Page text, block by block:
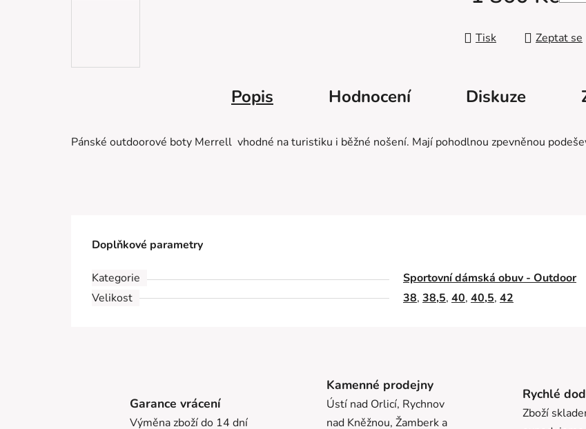
Tisk Zeptat se
Popis Hodnocení Diskuze
Pánské outdoorové boty Merrell vhodné na turistiku i běžné nošení. Mají pohodlnou zpevněnou
Doplňkové parametry
Kategorie
Sportovní dámská obuv - Outdoor
Velikost
38, 38,5, 40, 40,5, 42
Garance vrácení
Výměna zboží do 14 dní
Kamenné prodejny
Ústí nad Orlicí, Rychnov
nad Kněžnou, Žamberk a
Rychlé
Zboží